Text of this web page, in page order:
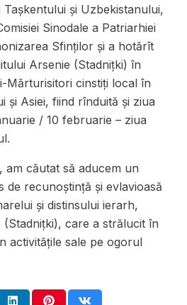
și Uzbekistanului,
Sinodale a Patriarhiei
Sfinților și a hotărît
Arsenie (Stadnițki) în
Mărturisitori cinstiți local în
și Asiei, fiind rînduită și ziua
/ 10 februarie – ziua
am căutat să aducem un
de recunoștință și evlavioasă
și distinsului ierarh,
care a strălucit în
activitățile sale pe ogorul